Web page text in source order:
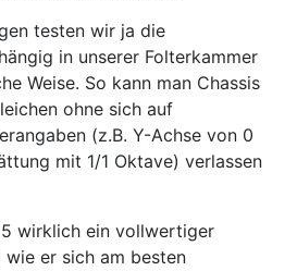
testen wir ja die
in unserer Folterkammer
Weise. So kann man Chassis
ohne sich auf
(z.B. Y-Achse von 0
mit 1/1 Oktave) verlassen
wirklich ein vollwertiger
er sich am besten